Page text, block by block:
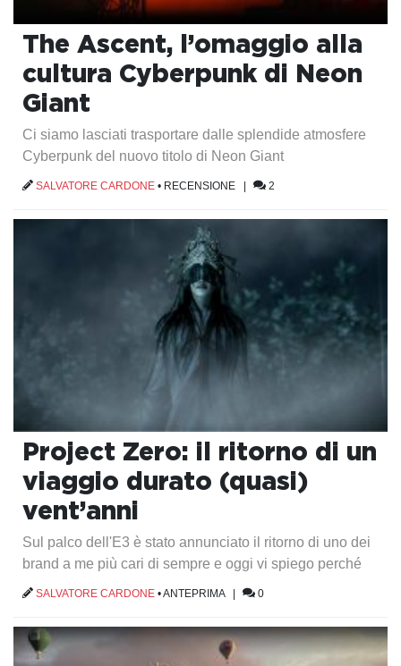
The Ascent, l’omaggio alla
cultura Cyberpunk di Neon
Giant
Ci siamo lasciati trasportare dalle splendide atmosfere
Cyberpunk del nuovo titolo di Neon Giant
SALVATORE CARDONE • RECENSIONE | 2
Project Zero: il ritorno di un
viaggio durato (quasi)
vent’anni
Sul palco dell'E3 è stato annunciato il ritorno di uno dei
brand a me più cari di sempre e oggi vi spiego perché
SALVATORE CARDONE •ANTEPRIMA| 0